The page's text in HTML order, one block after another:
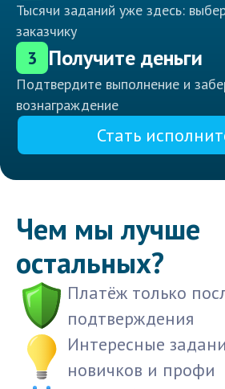
Тысячи заданий уже здесь:
заказчику
3 Получите деньги
Подтвердите выполнение и
вознаграждение
Стать
Чем мы лучше
остальных?
Платёж только
подтверждения
Интересные
новичков и профи